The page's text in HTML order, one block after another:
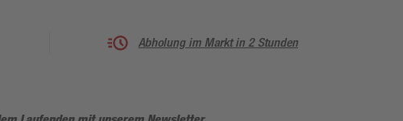
Abholung im Markt in 2 Stunden